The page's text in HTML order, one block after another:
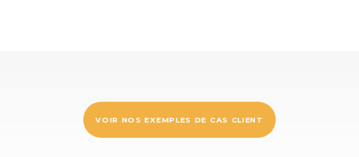
VOIR NOS EXEMPLES DE CAS CLIENT